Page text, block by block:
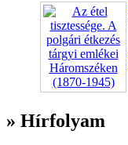
» Hírfolyam